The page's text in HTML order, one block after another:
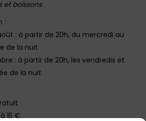
et boissons
:
: à partir de 20h, du mercredi au
de la nuit
: à partir de 20h, les vendredis et
de la nuit
15 €